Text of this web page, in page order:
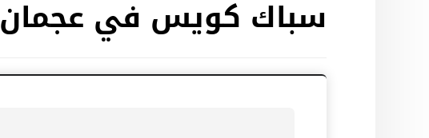
سباك كويس في عجمان